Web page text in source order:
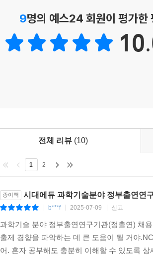
9명의 예스24 회원이 평가한
전체 리뷰 (10)
1 2
종이책 시대에듀 과학기술분야 정부출연연
b***f 2025-07-09 신고
과학기술 분야 정부출연연구기관(정출연) 채
출제 경향을 파악하는 데 큰 도움이 될 거야
어. 혼자 공부해도 충분히 이해할 수 있도록